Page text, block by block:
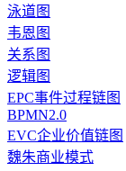
泳道图
韦恩图
关系图
逻辑图
EPC事件过程链图
BPMN2.0
EVC企业价值链图
魏朱商业模式